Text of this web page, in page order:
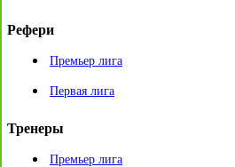
Рефери
Премьер лига
Первая лига
Тренеры
Премьер лига